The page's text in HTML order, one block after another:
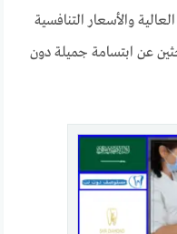
والأسعار التنافسية
عن ابتسامة جميلة دون